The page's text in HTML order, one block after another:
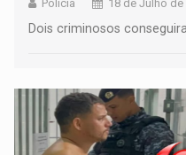
Polícia 18 de Julho de
Dois criminosos